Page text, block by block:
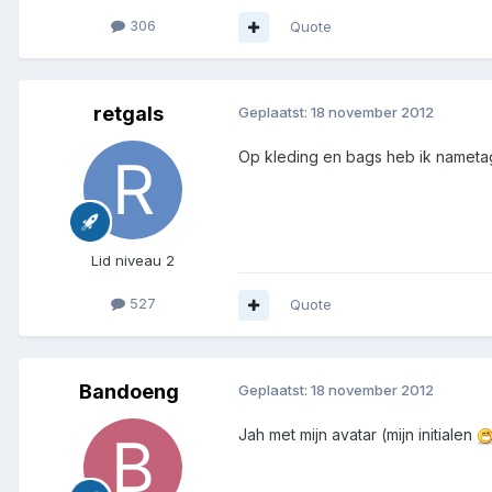
306 Quote
retgals
Lid niveau 2
527
Geplaatst: 18 november 2012
Op kleding en bags heb ik
Quote
Bandoeng Geplaatst: 18 november 2012
Jah met mijn avatar (mijn initialen